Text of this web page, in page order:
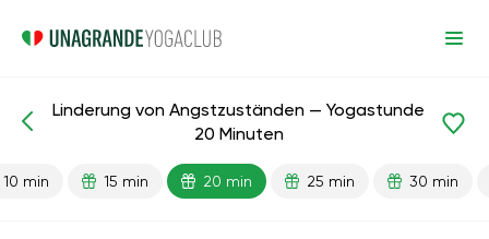
Depression
Linderung von Angstzuständen — Yogastunde
20 Minuten
10 min 15 min 20 min 25 min 30 min